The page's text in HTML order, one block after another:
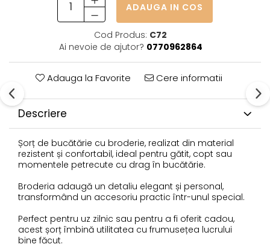
ADAUGA IN COS
Cod Produs: C72
Ai nevoie de ajutor? 0770962864
Adauga la Favorite Cere informatii
Descriere
Șorț de bucătărie cu broderie, realizat din material
rezistent și confortabil, ideal pentru gătit, copt sau
momentele petrecute cu drag în bucătărie.
Broderia adaugă un detaliu elegant și personal,
transformând un accesoriu practic într-unul special.
Perfect pentru uz zilnic sau pentru a fi oferit cadou,
acest șorț îmbină utilitatea cu frumusețea lucrului
bine făcut.